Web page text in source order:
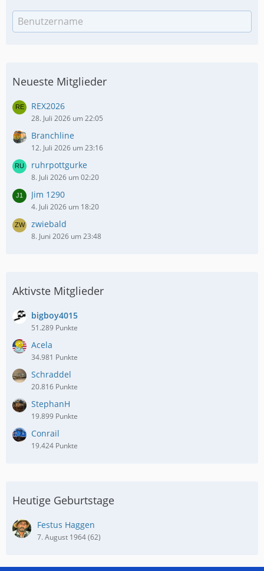
Neueste Mitglieder
REX2026
28. Juli 2026 um 22:05
Branchline
12. Juli 2026 um 23:16
ruhrpottgurke
8. Juli 2026 um 02:20
Jim 1290
4. Juli 2026 um 18:20
zwiebald
8. Juni 2026 um 23:48
Aktivste Mitglieder
bigboy4015
51.289 Punkte
Acela
34.981 Punkte
Schraddel
20.816 Punkte
StephanH
19.899 Punkte
Conrail
19.424 Punkte
Heutige Geburtstage
Festus Haggen
7. August 1964 (62)